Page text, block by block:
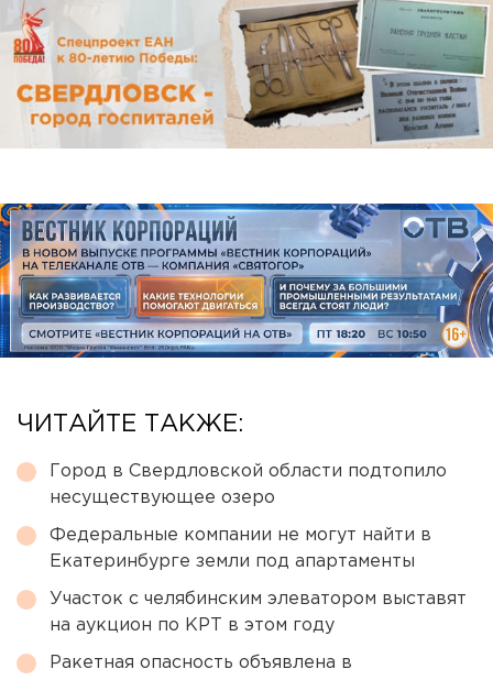
ЧИТАЙТЕ ТАКЖЕ:
Город в Свердловской области подтопило
несуществующее озеро
Федеральные компании не могут найти в
Екатеринбурге земли под апартаменты
Участок с челябинским элеватором выставят
на аукцион по КРТ в этом году
Ракетная опасность объявлена в